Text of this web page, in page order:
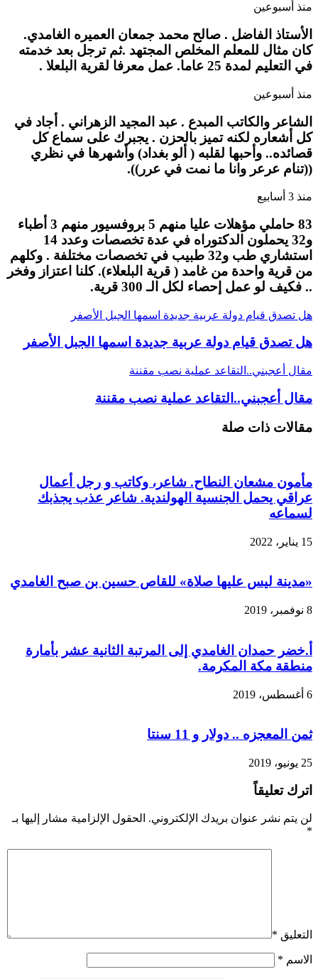
منذ أسبوعين
الأستاذ الفاضل . صالح محمد جمعان العميره الغامدي.
كان مثال للمعلم المخلص المجتهد .ثم ترجل بعد خدمته
في التعليم لمدة 25 عاما. عمل معرفا لقرية البلعلا .
منذ أسبوعين
الشاعر والكاتب المبدع . عبد المجيد الزهراني . أجاد في
كل أشعاره لكنه تميز بالحزن . يجبرك على سماع كل
قصائده.. وأحبها لقلبه ( ألو بغداد) وأشهرها في نظري
((تنام عرعر وانا ما نمت في عرر)).
منذ 3 أسابيع
83 حاملي مؤهلات عليا منهم 5 بروفسيور منهم 3 أطباء
و32 يحملون الدكتوراه في عدة تخصصات وعدد 14
استشاري طب و32 طبيب في تخصصات مختلفة . وكلهم
من قرية واحدة من غامد ( قرية البلعلاء). كلنا اعتزاز وفخر
.. فكيف لو عمل إحصاء لكل الـ 300 قرية.
هل تصدق قيام دولة عربية جديدة اسمها الجبل الأصفر
هل تصدق قيام دولة عربية جديدة اسمها الجبل الأصفر
مقال أعجبني..التقاعد عملية نصب مقننة
مقال أعجبني..التقاعد عملية نصب مقننة
مقالات ذات صلة
مأمون مشعان النطاح. شاعر، وكاتب و رجل أعمال
عراقي يحمل الجنسية الهولندية. شاعر عذب يجذبك
لسماعه
15 يناير، 2022
«مدينة ليس عليها صلاة» للقاص حسين بن صبح الغامدي
8 نوفمبر، 2019
أ.خضر حمدان الغامدي إلى المرتبة الثانية عشر بأمارة
منطقة مكة المكرمة.
6 أغسطس، 2019
ثمن المعجزه .. دولار و 11 سنتا
25 يونيو، 2019
اترك تعليقاً
لن يتم نشر عنوان بريدك الإلكتروني. الحقول الإلزامية مشار إليها بـ
*
التعليق *
الاسم *